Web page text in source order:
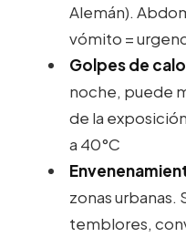
Alemán).
vómito =
Golpes de
noche, puede
de la
a 40°C
zonas urbanas.
temblores,